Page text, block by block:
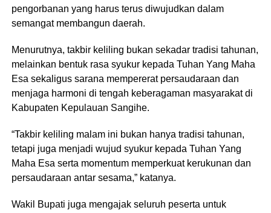
pengorbanan yang harus terus diwujudkan dalam
semangat membangun daerah.
Menurutnya, takbir keliling bukan sekadar tradisi tahunan,
melainkan bentuk rasa syukur kepada Tuhan Yang Maha
Esa sekaligus sarana mempererat persaudaraan dan
menjaga harmoni di tengah keberagaman masyarakat di
Kabupaten Kepulauan Sangihe.
“Takbir keliling malam ini bukan hanya tradisi tahunan,
tetapi juga menjadi wujud syukur kepada Tuhan Yang
Maha Esa serta momentum memperkuat kerukunan dan
persaudaraan antar sesama,” katanya.
Wakil Bupati juga mengajak seluruh peserta untuk